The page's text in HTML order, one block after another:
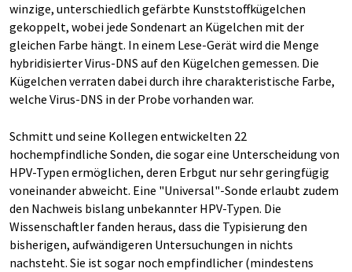
winzige, unterschiedlich gefärbte Kunststoffkügelchen
gekoppelt, wobei jede Sondenart an Kügelchen mit der
gleichen Farbe hängt. In einem Lese-Gerät wird die Menge
hybridisierter Virus-DNS auf den Kügelchen gemessen. Die
Kügelchen verraten dabei durch ihre charakteristische Farbe,
welche Virus-DNS in der Probe vorhanden war.
Schmitt und seine Kollegen entwickelten 22
hochempfindliche Sonden, die sogar eine Unterscheidung von
HPV-Typen ermöglichen, deren Erbgut nur sehr geringfügig
voneinander abweicht. Eine "Universal"-Sonde erlaubt zudem
den Nachweis bislang unbekannter HPV-Typen. Die
Wissenschaftler fanden heraus, dass die Typisierung den
bisherigen, aufwändigeren Untersuchungen in nichts
nachsteht. Sie ist sogar noch empfindlicher (mindestens